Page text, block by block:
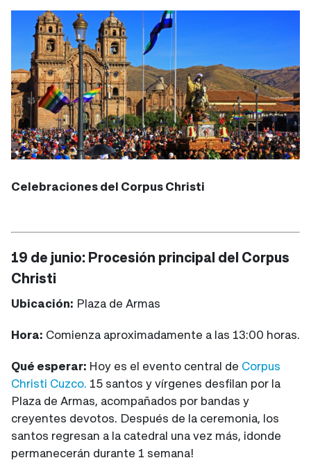
Celebraciones del Corpus Christi
19 de junio: Procesión principal del Corpus
Christi
Ubicación: Plaza de Armas
Hora: Comienza aproximadamente a las 13:00 horas.
Qué esperar: Hoy es el evento central de Corpus
Christi Cuzco. 15 santos y vírgenes desfilan por la
Plaza de Armas, acompañados por bandas y
creyentes devotos. Después de la ceremonia, los
santos regresan a la catedral una vez más, ¡donde
permanecerán durante 1 semana!